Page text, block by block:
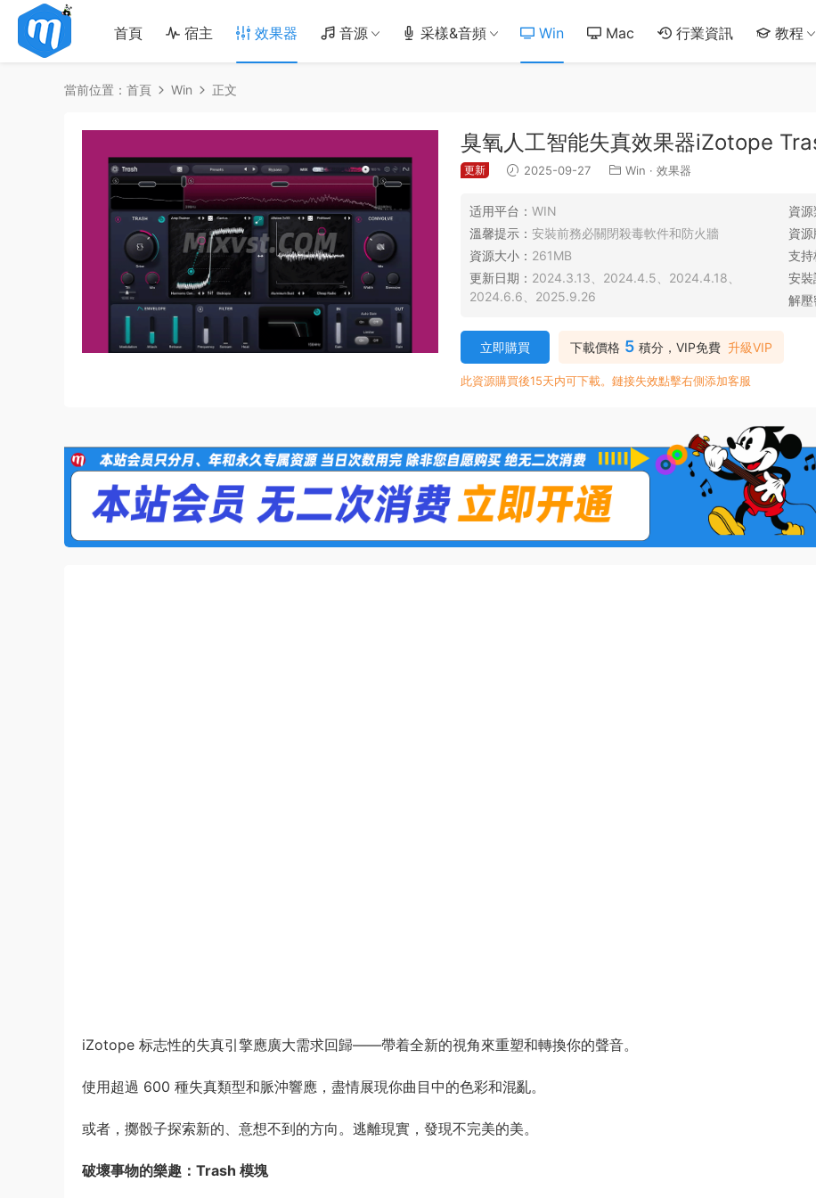
首頁 宿主 效果器 音源 采樣&音頻 Win Mac 行業資訊 教程
當前位置： 首頁 Win 正文
臭氧人工智能失真效果器iZotope
更新 2025-09-27 Win · 效果器
适用平台： WIN 資源
溫馨提示： 安裝前務必關閉殺毒軟件和防火牆 資源
資源大小： 261MB 支持
更新日期： 2024.3.13、2024.4.5、2024.4.18、
2024.6.6、2025.9.26
安裝
解壓
下載價格 5 積分，VIP免費 升級VIP
立即購買
此資源購買後15天内可下載。鏈接失效點擊右側添加客服
iZotope 标志性的失真引擎應廣大需求回歸——帶着全新的視角來重塑和轉換你的聲音。
使用超過 600 種失真類型和脈沖響應，盡情展現你曲目中的色彩和混亂。
或者，擲骰子探索新的、意想不到的方向。逃離現實，發現不完美的美。
破壞事物的樂趣：Trash 模塊